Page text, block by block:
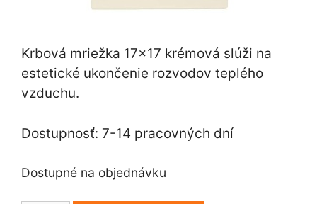
Krbová mriežka 17×17 krémová slúži na
estetické ukončenie rozvodov teplého
vzduchu.
Dostupnosť: 7-14 pracovných dní
Dostupné na objednávku